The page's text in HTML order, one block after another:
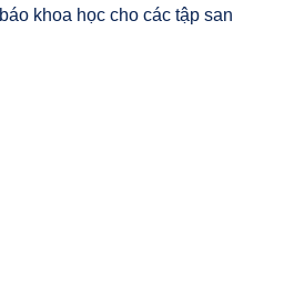
khoa học cho các tập san